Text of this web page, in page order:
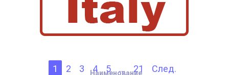
1 2 3 4 5 ... 21 След.